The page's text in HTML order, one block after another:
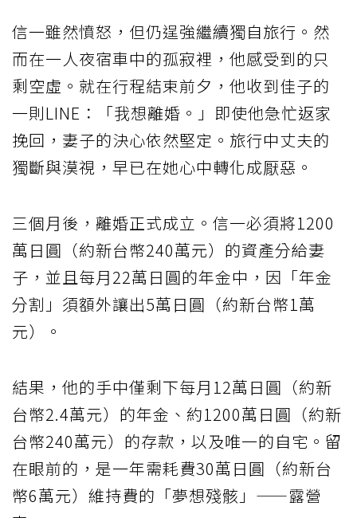
信一雖然憤怒，但仍逞強繼續獨自旅行。然
而在一人夜宿車中的孤寂裡，他感受到的只
剩空虛。就在行程結束前夕，他收到佳子的
一則LINE：「我想離婚。」即使他急忙返家
挽回，妻子的決心依然堅定。旅行中丈夫的
獨斷與漠視，早已在她心中轉化成厭惡。
三個月後，離婚正式成立。信一必須將1200
萬日圓（約新台幣240萬元）的資產分給妻
子，並且每月22萬日圓的年金中，因「年金
分割」須額外讓出5萬日圓（約新台幣1萬
元）。
結果，他的手中僅剩下每月12萬日圓（約新
台幣2.4萬元）的年金、約1200萬日圓（約新
台幣240萬元）的存款，以及唯一的自宅。留
在眼前的，是一年需耗費30萬日圓（約新台
幣6萬元）維持費的「夢想殘骸」——露營